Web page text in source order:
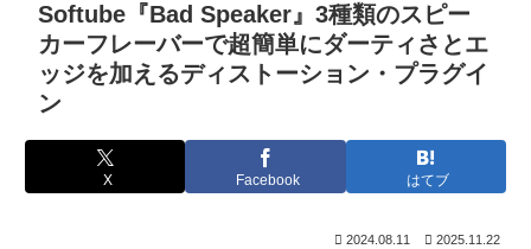
Softube『Bad Speaker』3種類のスピー
カーフレーバーで超簡単にダーティさとエ
ッジを加えるディストーション・プラグイ
ン
X Facebook はてブ
2024.08.11 2025.11.22